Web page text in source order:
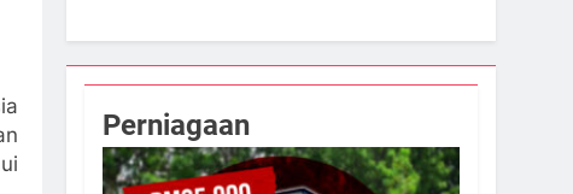
Perniagaan